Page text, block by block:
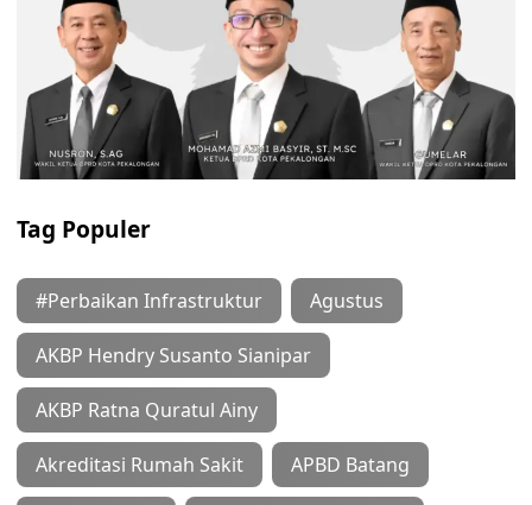
Tag Populer
#Perbaikan Infrastruktur Agustus
AKBP Hendry Susanto Sianipar
AKBP Ratna Quratul Ainy
Akreditasi Rumah Sakit APBD Batang